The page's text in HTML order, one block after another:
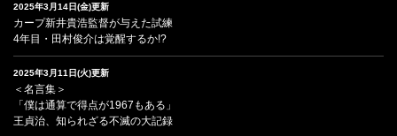
2025年3月14日(金)更新
カープ新井貴浩監督が与えた試練
4年目・田村俊介は覚醒するか!?
2025年3月11日(火)更新
＜名言集＞
「僕は通算で得点が1967もある」
王貞治、知られざる不滅の大記録